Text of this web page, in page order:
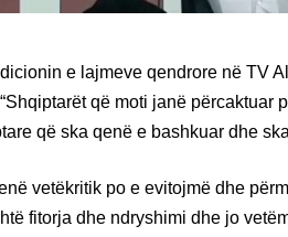
e lajmeve qendrore në TV
që moti janë përcaktuar
që ska qenë e bashkuar dhe
vetëkritik po e evitojmë dhe
fitorja dhe ndryshimi dhe jo